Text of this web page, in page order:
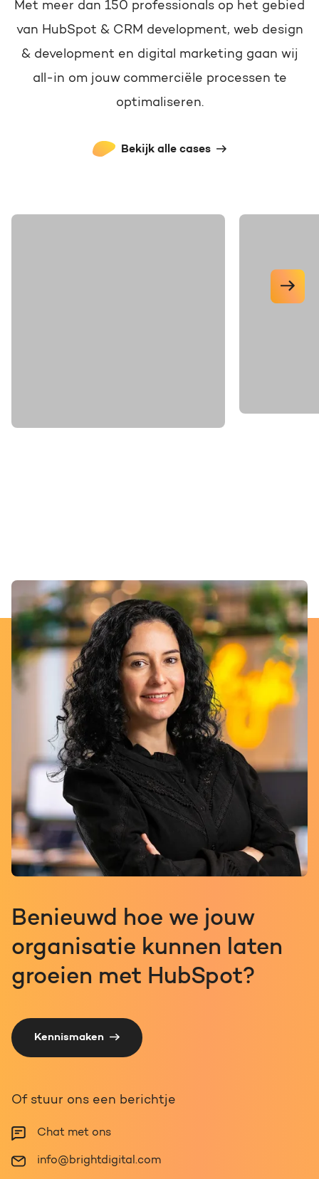
Met meer dan 150 professionals op het gebied
van HubSpot & CRM development, web design
& development en digital marketing gaan wij
all-in om jouw commerciële processen te
optimaliseren.
Bekijk alle cases
Benieuwd hoe we jouw
organisatie kunnen laten
groeien met HubSpot?
Kennismaken
Of stuur ons een berichtje
Chat met ons
info@brightdigital.com